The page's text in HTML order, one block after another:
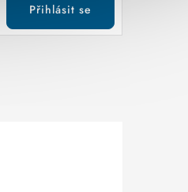
Přihlásit se